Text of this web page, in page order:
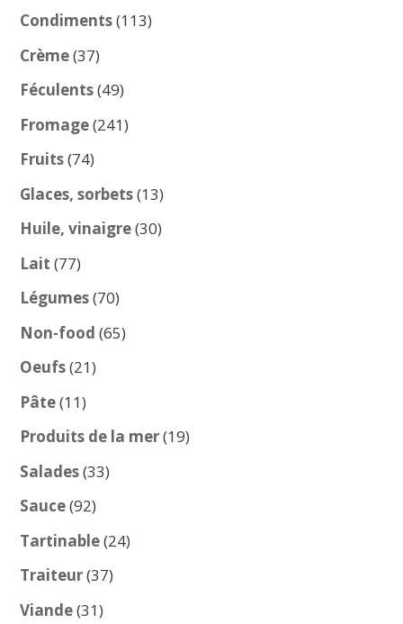
produits
Condiments 113113
Crème 3737
produits
Féculents 4949
produits
Fromage 241241
Fruits 7474
produits
Glaces, sorbets 1313
produits
Huile, vinaigre 3030
Lait 7777
produits
Légumes 7070
produits
Non-food 6565
Oeufs 2121
Pâte 1111
produits
Produits de la mer 1919
Salades 3333
Sauce 9292
produits
Tartinable 2424
Traiteur 3737
Viande 3131